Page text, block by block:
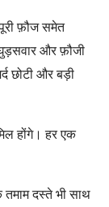
फ़ौज समेत
और फ़ौजी
छोटी और बड़ी
होंगे। हर एक
दस्ते भी साथ